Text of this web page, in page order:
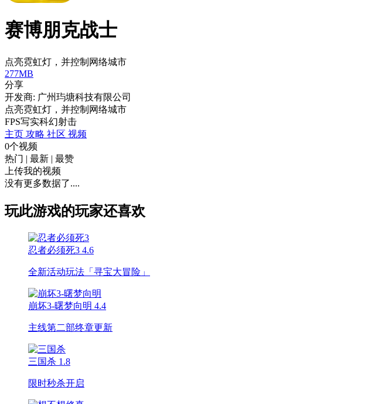
赛博朋克战士
点亮霓虹灯，并控制网络城市
277MB
分享
开发商: 广州玙塘科技有限公司
点亮霓虹灯，并控制网络城市
FPS写实科幻射击
主页 攻略 社区 视频
0个视频
热门 | 最新 | 最赞
上传我的视频
没有更多数据了....
玩此游戏的玩家还喜欢
忍者必须死3 4.6
全新活动玩法「寻宝大冒险」
崩坏3-曙梦向明 4.4
主线第二部终章更新
三国杀 1.8
限时秒杀开启